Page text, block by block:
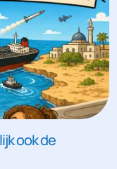
ook de